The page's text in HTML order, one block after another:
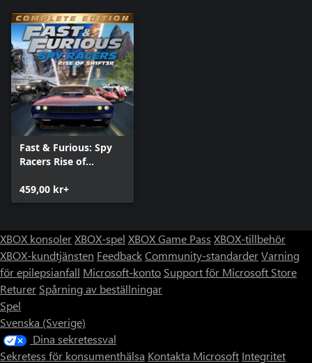
Fast & Furious: Spy
Racers Rise of
utgåva
459,00 kr+
XBOX konsolerXBOX-spel XBOX Game Pass XBOX-tillbehör
XBOX-kundtjänsten FeedbackCommunity-standarderVarning
för epilepsianfall Microsoft-konto Support för Microsoft Store
Returer Spårning av beställningar
Spel
Svenska (Sverige)
Dina sekretessval
Sekretess för konsumenthälsa Kontakta Microsoft Integritet